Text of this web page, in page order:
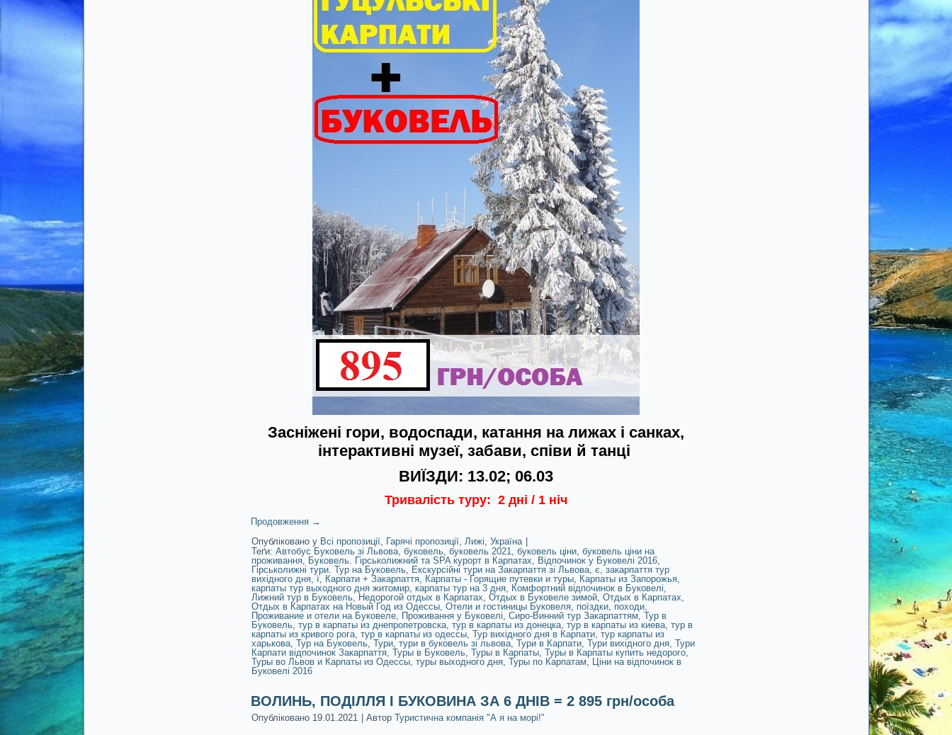
Засніжені гори, водоспади, катання на лижах і санках,
інтерактивні музеї, забави, співи й танці
ВИЇЗДИ: 13.02; 06.03
Тривалість туру: 2 дні / 1 ніч
Продовження →
Опубліковано у Всі пропозиції, Гарячі пропозиції, Лижі, Україна|
Теґи: Автобус Буковель зі Львова, буковель, буковель 2021, буковель ціни, буковель ціни на
проживання, Буковель. Гірськолижний та SPA курорт в Карпатах, Відпочинок у Буковелі 2016,
Гірськолижні тури. Тур на Буковель, Екскурсійні тури на Закарпаття зі Львова, є, закарпаття тур
вихідного дня, ї, Карпати + Закарпаття, Карпаты - Горящие путевки и туры, Карпаты из Запорожья,
карпаты тур выходного дня житомир, карпаты тур на 3 дня, Комфортний відпочинок в Буковелі,
Лижний тур в Буковель, Недорогой отдых в Карпатах, Отдых в Буковеле зимой, Отдых в Карпатах,
Отдых в Карпатах на Новый Год из Одессы, Отели и гостиницы Буковеля, поїздки, походи,
Проживание и отели на Буковеле, Проживання у Буковелі, Сиро-Винний тур Закарпаттям, Тур в
Буковель, тур в карпаты из днепропетровска, тур в карпаты из донецка, тур в карпаты из киева, тур в
карпаты из кривого рога, тур в карпаты из одессы, Тур вихідного дня в Карпати, тур карпаты из
харькова, Тур на Буковель, Тури, тури в буковель зі львова, Тури в Карпати, Тури вихідного дня, Тури
Карпати відпочинок Закарпаття, Туры в Буковель, Туры в Карпаты, Туры в Карпаты купить недорого,
Туры во Львов и Карпаты из Одессы, туры выходного дня, Туры по Карпатам, Ціни на відпочинок в
Буковелі 2016
ВОЛИНЬ, ПОДІЛЛЯ І БУКОВИНА ЗА 6 ДНІВ = 2 895 грн/особа
Опубліковано 19.01.2021 Автор Туристична компанія "А я на морі!"